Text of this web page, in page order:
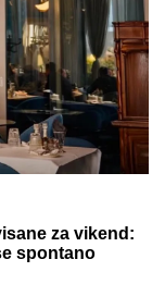
za vikend:
spontano